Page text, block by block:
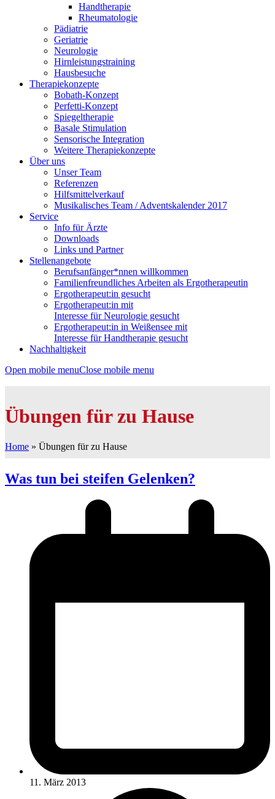
Handtherapie
Rheumatologie
Pädiatrie
Geriatrie
Neurologie
Hirnleistungstraining
Hausbesuche
Therapiekonzepte
Bobath-Konzept
Perfetti-Konzept
Spiegeltherapie
Basale Stimulation
Sensorische Integration
Weitere Therapiekonzepte
Über uns
Unser Team
Referenzen
Hilfsmittelverkauf
Musikalisches Team / Adventskalender 2017
Service
Info für Ärzte
Downloads
Links und Partner
Stellenangebote
Berufsanfänger*nnen willkommen
Familienfreundliches Arbeiten als Ergotherapeutin
Ergotherapeut:in gesucht
Ergotherapeut:in mit
Interesse für Neurologie gesucht
Ergotherapeut:in in Weißensee mit
Interesse für Handtherapie gesucht
Nachhaltigkeit
Open mobile menuClose mobile menu
Übungen für zu Hause
Home » Übungen für zu Hause
Was tun bei steifen Gelenken?
11. März 2013